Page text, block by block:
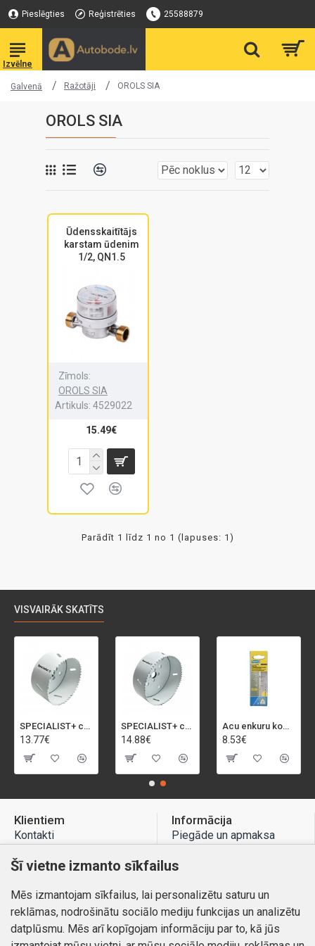
Pieslēgties Reģistrēties 25588879
Galvenā Ražotāji OROLS SIA
OROLS SIA
Ūdensskaitītājs
karstam ūdenim
1/2, QN1.5
Zīmols:
OROLS SIA
Artikuls: 4529022
15.49€
Parādīt 1 līdz 1 no 1 (lapuses: 1)
VISVAIRĀK SKATĪTS
SPECIALIST+ caurumu zāģis BI-METAL, 92 mm
13.77€
SPECIALIST+ caurumu zāģis BI-METAL, 98 mm
14.88€
Acu enkuru komplekts, 3-13 mm, Rapid, 12 gab.
8.53€
Klientiem
Kontakti
Preču atgriešana
Mans profils
Pasūtījumi
Informācija
Piegāde un apmaksa
Atteikuma tiesības
Kontakti
Šī vietne izmanto sīkfailus
Mēs izmantojam sīkfailus, lai personalizētu saturu un
reklāmas, nodrošinātu sociālo mediju funkcijas un analizētu
datplūsmu. Mēs arī kopīgojam informāciju par to, kā jūs